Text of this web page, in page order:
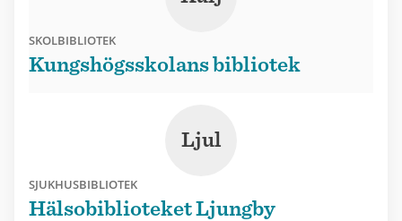
SKOLBIBLIOTEK
Kungshögsskolans bibliotek
Ljul
SJUKHUSBIBLIOTEK
Hälsobiblioteket Ljungby